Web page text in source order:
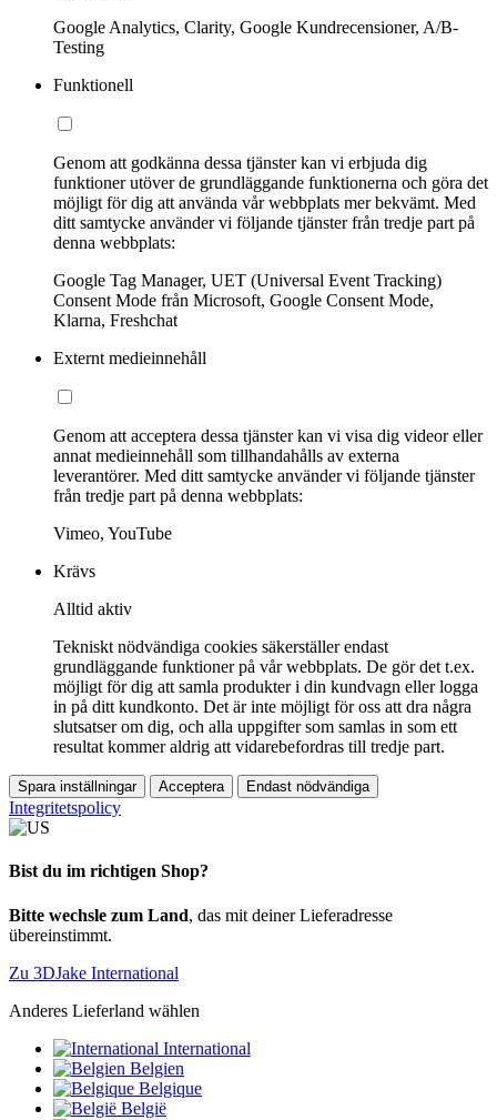
Google Analytics, Clarity, Google Kundrecensioner, A/B-
Testing
Funktionell
Genom att godkänna dessa tjänster kan vi erbjuda dig
funktioner utöver de grundläggande funktionerna och göra det
möjligt för dig att använda vår webbplats mer bekvämt. Med
ditt samtycke använder vi följande tjänster från tredje part på
denna webbplats:
Google Tag Manager, UET (Universal Event Tracking)
Consent Mode från Microsoft, Google Consent Mode,
Klarna, Freshchat
Externt medieinnehåll
Genom att acceptera dessa tjänster kan vi visa dig videor eller
annat medieinnehåll som tillhandahålls av externa
leverantörer. Med ditt samtycke använder vi följande tjänster
från tredje part på denna webbplats:
Vimeo, YouTube
Krävs
Alltid aktiv
Tekniskt nödvändiga cookies säkerställer endast
grundläggande funktioner på vår webbplats. De gör det t.ex.
möjligt för dig att samla produkter i din kundvagn eller logga
in på ditt kundkonto. Det är inte möjligt för oss att dra några
slutsatser om dig, och alla uppgifter som samlas in som ett
resultat kommer aldrig att vidarebefordras till tredje part.
Spara inställningar Acceptera Endast nödvändiga
Integritetspolicy
Bist du im richtigen Shop?
Bitte wechsle zum Land, das mit deiner Lieferadresse
übereinstimmt.
Zu 3DJake International
Anderes Lieferland wählen
International
Belgien
Belgique
België